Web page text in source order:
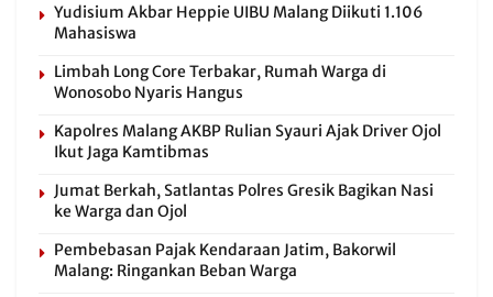
Yudisium Akbar Heppie UIBU Malang Diikuti 1.106
Mahasiswa
Limbah Long Core Terbakar, Rumah Warga di
Wonosobo Nyaris Hangus
Kapolres Malang AKBP Rulian Syauri Ajak Driver Ojol
Ikut Jaga Kamtibmas
Jumat Berkah, Satlantas Polres Gresik Bagikan Nasi
ke Warga dan Ojol
Pembebasan Pajak Kendaraan Jatim, Bakorwil
Malang: Ringankan Beban Warga